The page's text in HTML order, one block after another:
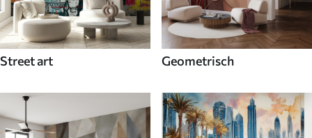
Street art Geometrisch